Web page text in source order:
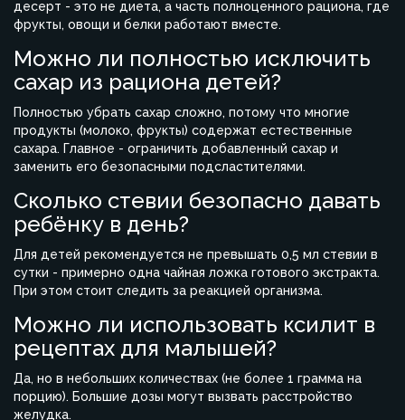
десерт - это не диета, а часть полноценного рациона, где
фрукты, овощи и белки работают вместе.
Можно ли полностью исключить
сахар из рациона детей?
Полностью убрать сахар сложно, потому что многие
продукты (молоко, фрукты) содержат естественные
сахара. Главное - ограничить добавленный сахар и
заменить его безопасными подсластителями.
Сколько стевии безопасно давать
ребёнку в день?
Для детей рекомендуется не превышать 0,5 мл стевии в
сутки - примерно одна чайная ложка готового экстракта.
При этом стоит следить за реакцией организма.
Можно ли использовать ксилит в
рецептах для малышей?
Да, но в небольших количествах (не более 1 грамма на
порцию). Большие дозы могут вызвать расстройство
желудка.